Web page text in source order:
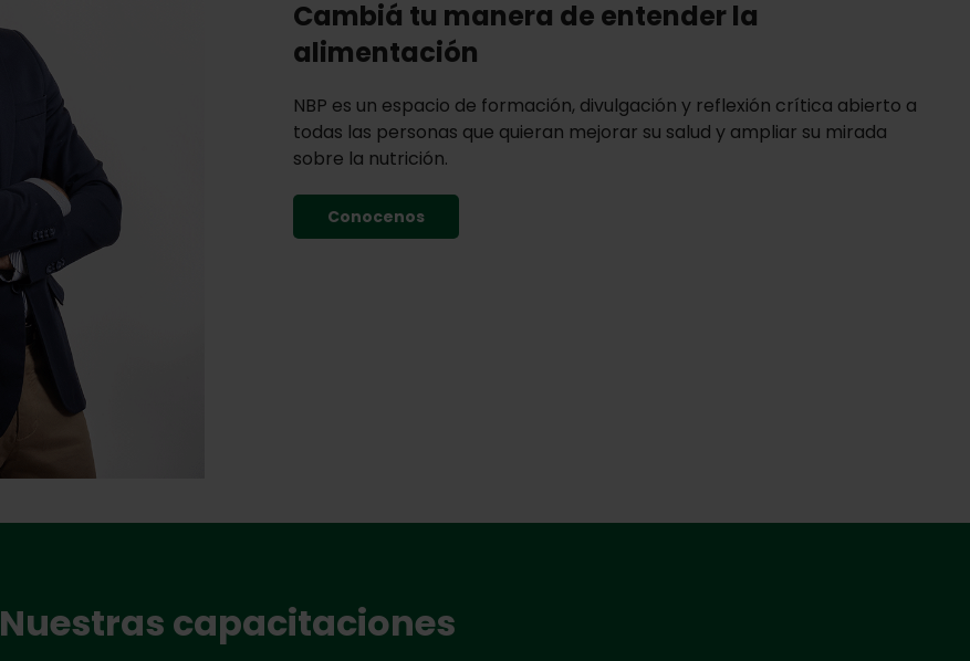
Cambiá tu manera de entender la
alimentación
NBP es un espacio de formación, divulgación y reflexión crítica abierto a
todas las personas que quieran mejorar su salud y ampliar su mirada
sobre la nutrición.
Conocenos
Nuestras capacitaciones